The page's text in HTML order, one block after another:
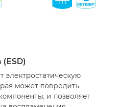
(ESD)
электростатическую
может повредить
и позволяет